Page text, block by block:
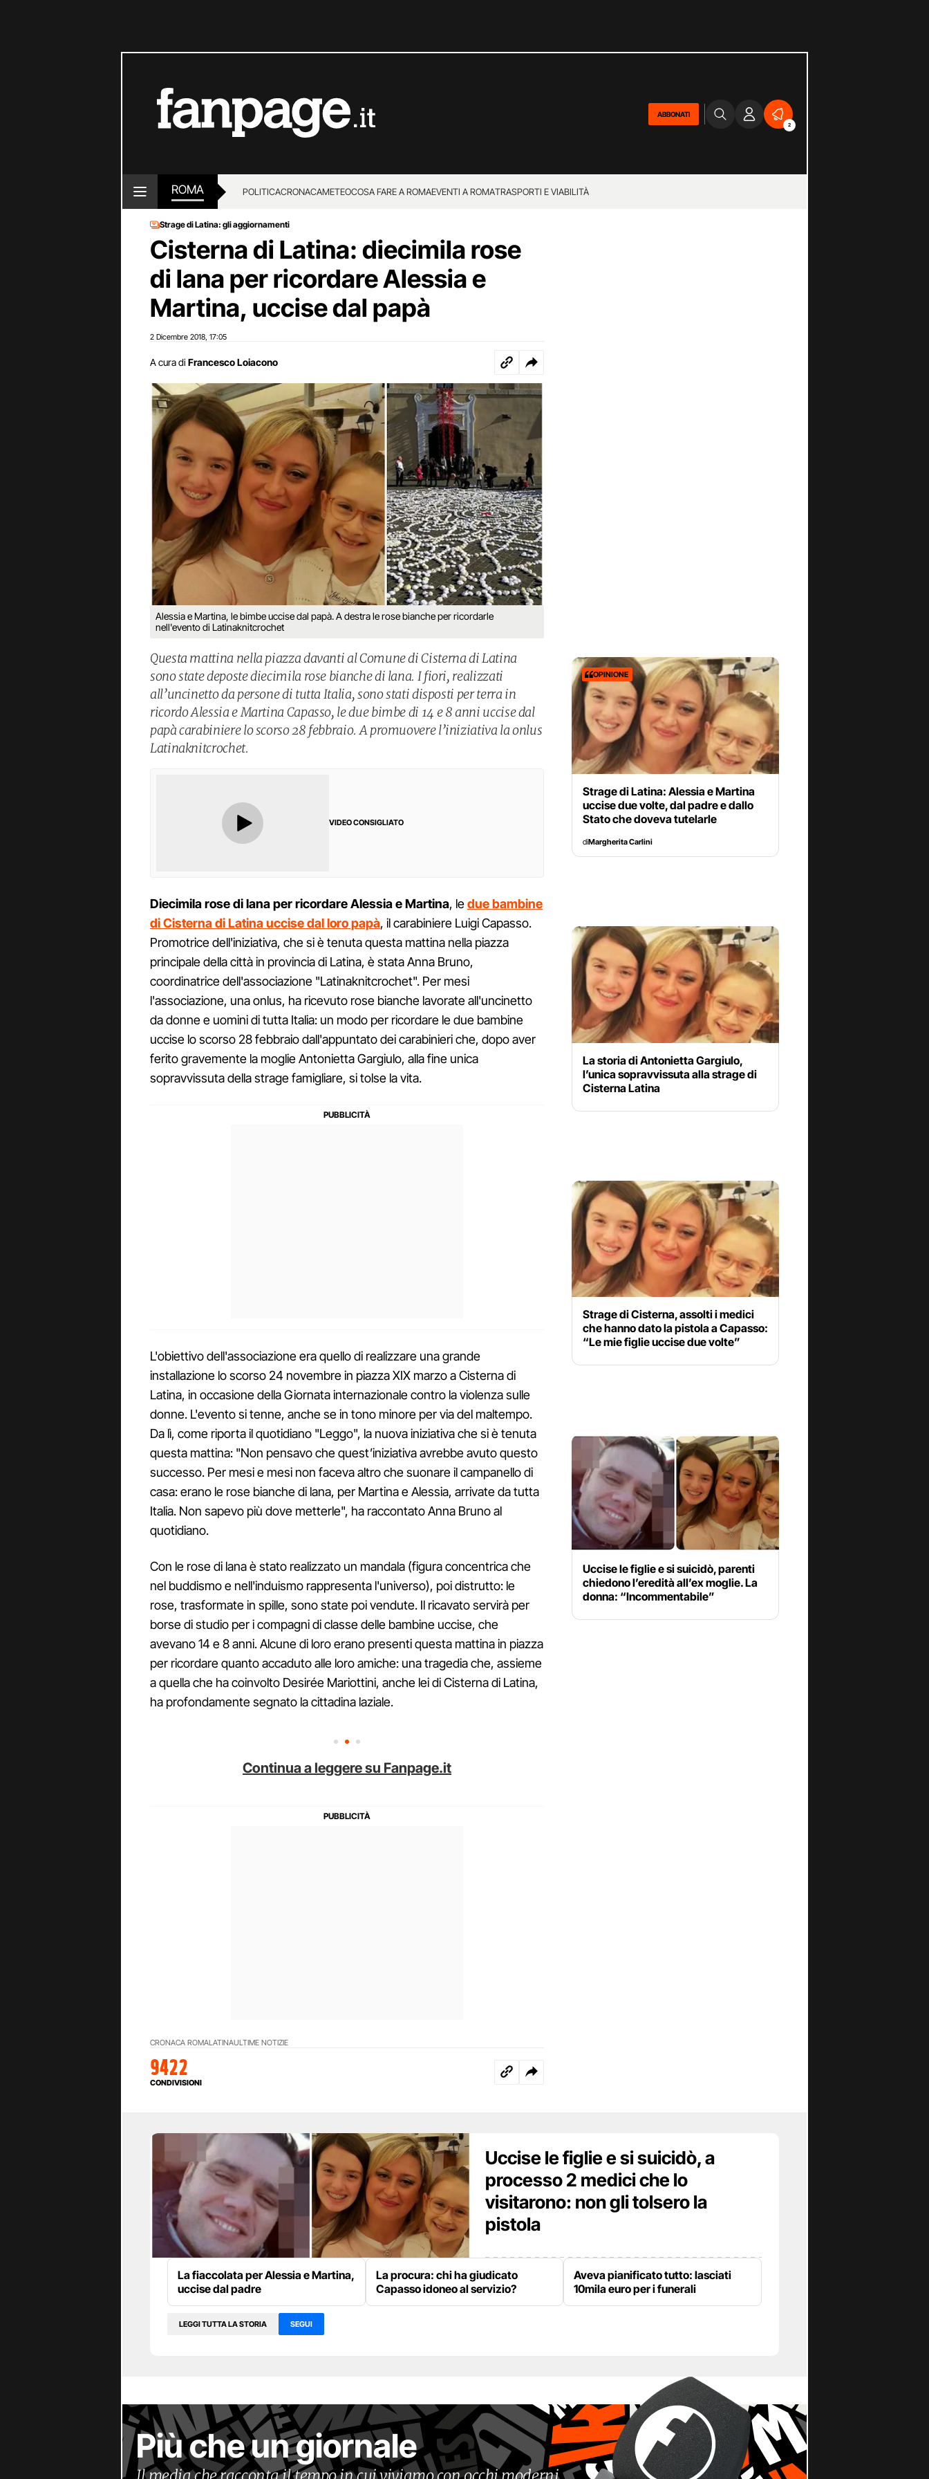
ABBONATI
2
ROMA POLITICACRONACAMETEOCOSA FARE A ROMAEVENTI A ROMATRASPORTI E VIABILITÀ
Strage di Latina: gli aggiornamenti
Cisterna di Latina: diecimila rose
di lana per ricordare Alessia e
Martina, uccise dal papà
2 Dicembre 2018 17:05
A cura di Francesco Loiacono
Alessia e Martina, le bimbe uccise dal papà. A destra le rose bianche per ricordarle
nell'evento di Latinaknitcrochet
Questa mattina nella piazza davanti al Comune di Cisterna di Latina
sono state deposte diecimila rose bianche di lana. I fiori, realizzati
all’uncinetto da persone di tutta Italia, sono stati disposti per terra in
ricordo Alessia e Martina Capasso, le due bimbe di 14 e 8 anni uccise dal
papà carabiniere lo scorso 28 febbraio. A promuovere l’iniziativa la onlus
Latinaknitcrochet.
VIDEO CONSIGLIATO
Diecimila rose di lana per ricordare Alessia e Martina, ledue bambine
di Cisterna di Latina uccise dal loro papà, il carabiniere Luigi Capasso.
Promotrice dell'iniziativa, che si è tenuta questa mattina nella piazza
principale della città in provincia di Latina, è stata Anna Bruno,
coordinatrice dell'associazione "Latinaknitcrochet". Per mesi
l'associazione, una onlus, ha ricevuto rose bianche lavorate all'uncinetto
da donne e uomini di tutta Italia: un modo per ricordare le due bambine
uccise lo scorso 28 febbraio dall'appuntato dei carabinieri che, dopo aver
ferito gravemente la moglie Antonietta Gargiulo, alla fine unica
sopravvissuta della strage famigliare, si tolse la vita.
L'obiettivo dell'associazione era quello di realizzare una grande
installazione lo scorso 24 novembre in piazza XIX marzo a Cisterna di
Latina, in occasione della Giornata internazionale contro la violenza sulle
donne. L'evento si tenne, anche se in tono minore per via del maltempo.
Da lì, come riporta il quotidiano "Leggo", la nuova iniziativa che si è tenuta
questa mattina: "Non pensavo che quest’iniziativa avrebbe avuto questo
successo. Per mesi e mesi non faceva altro che suonare il campanello di
casa: erano le rose bianche di lana, per Martina e Alessia, arrivate da tutta
Italia. Non sapevo più dove metterle", ha raccontato Anna Bruno al
quotidiano.
Con le rose di lana è stato realizzato un mandala (figura concentrica che
nel buddismo e nell'induismo rappresenta l'universo), poi distrutto: le
rose, trasformate in spille, sono state poi vendute. Il ricavato servirà per
borse di studio per i compagni di classe delle bambine uccise, che
avevano 14 e 8 anni. Alcune di loro erano presenti questa mattina in piazza
per ricordare quanto accaduto alle loro amiche: una tragedia che, assieme
a quella che ha coinvolto Desirée Mariottini, anche lei di Cisterna di Latina,
ha profondamente segnato la cittadina laziale.
Continua a leggere su Fanpage.it
CRONACA ROMALATINAULTIME NOTIZIE
9422
CONDIVISIONI
OPINIONE
Strage di Latina: Alessia e Martina
uccise due volte, dal padre e dallo
Stato che doveva tutelarle
diMargherita Carlini
La storia di Antonietta Gargiulo,
l’unica sopravvissuta alla strage di
Cisterna Latina
Strage di Cisterna, assolti i medici
che hanno dato la pistola a Capasso:
“Le mie figlie uccise due volte”
Uccise le figlie e si suicidò, parenti
chiedono l’eredità all’ex moglie. La
donna: “Incommentabile”
Uccise le figlie e si suicidò, a
processo 2 medici che lo
visitarono: non gli tolsero la
pistola
La fiaccolata per Alessia e Martina,
uccise dal padre
La procura: chi ha giudicato
Capasso idoneo al servizio?
Aveva pianificato tutto: lasciati
10mila euro per i funerali
LEGGI TUTTA LA STORIA SEGUI
Più che un giornale